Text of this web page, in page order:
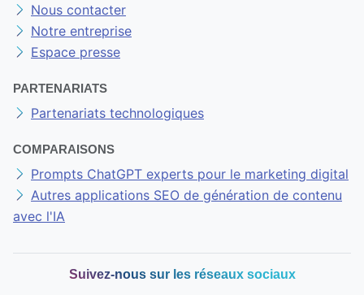
Nous contacter
Notre entreprise
Espace presse
PARTENARIATS
Partenariats technologiques
COMPARAISONS
Prompts ChatGPT experts pour le marketing digital
Autres applications SEO de génération de contenu
avec l'IA
Suivez-nous sur les réseaux sociaux